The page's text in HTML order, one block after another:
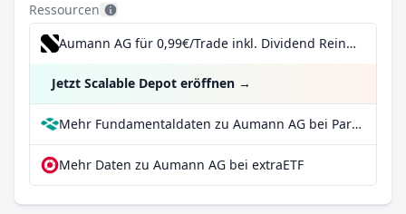
Ressourcen
Aumann AG für 0,99€/Trade inkl. Dividend Reinvestment Plan
Jetzt Scalable Depot eröffnen →
Mehr Fundamentaldaten zu Aumann AG bei Parqet
Mehr Daten zu Aumann AG bei extraETF